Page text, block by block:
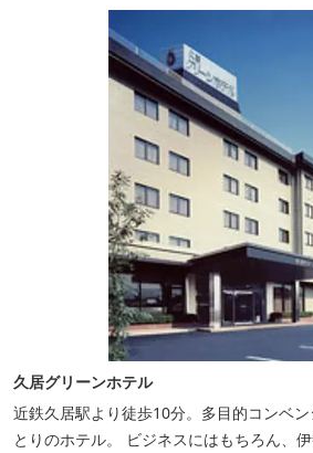
久居グリーンホテル
近鉄久居駅より徒歩10分。多目的コンベ
とりのホテル。 ビジネスにはもちろん、